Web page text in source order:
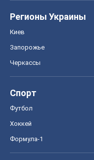
Регионы Украины
Киев
Запорожье
Черкассы
Спорт
Футбол
Хоккей
Формула-1